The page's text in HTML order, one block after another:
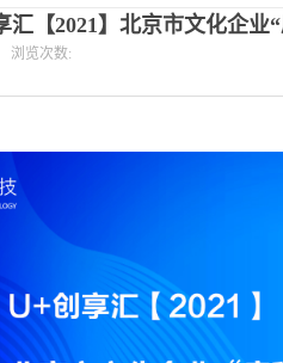
汇【2021】北京市文化企业
浏览次数: